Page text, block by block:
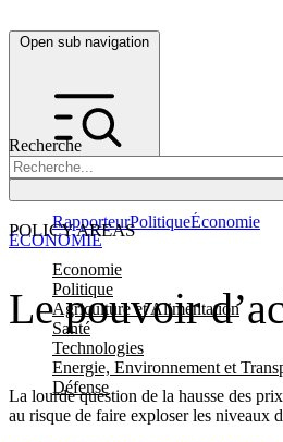
Open sub navigation
Recherche
POLICY AREAS
Economie
Politique
Agriculture et Alimentation
Santé
Technologies
Energie, Environnement et
Défense
RapporteurPolitiqueÉconomie
Le pouvoir
La lourde question de la hausse des
au risque de faire exploser les niveaux
ÉCONOMIE